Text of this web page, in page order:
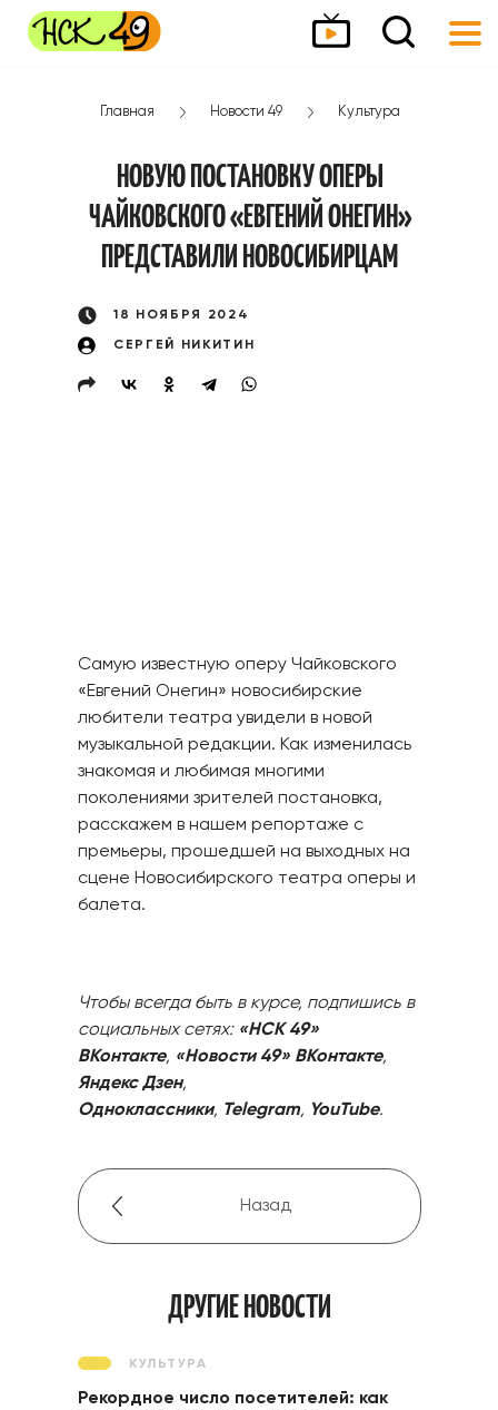
Главная Новости 49 Культура
НОВУЮ ПОСТАНОВКУ ОПЕРЫ
ЧАЙКОВСКОГО «ЕВГЕНИЙ ОНЕГИН»
ПРЕДСТАВИЛИ НОВОСИБИРЦАМ
18 НОЯБРЯ 2024
СЕРГЕЙ НИКИТИН
Самую известную оперу Чайковского
«Евгений Онегин» новосибирские
любители театра увидели в новой
музыкальной редакции. Как изменилась
знакомая и любимая многими
поколениями зрителей постановка,
расскажем в нашем репортаже с
премьеры, прошедшей на выходных на
сцене Новосибирского театра оперы и
балета.
Чтобы всегда быть в курсе, подпишись в
социальных сетях: «НСК 49»
ВКонтакте, «Новости 49» ВКонтакте,
Яндекс Дзен,
Одноклассники, Telegram, YouTube.
Назад
ДРУГИЕ НОВОСТИ
КУЛЬТУРА
Рекордное число посетителей: как